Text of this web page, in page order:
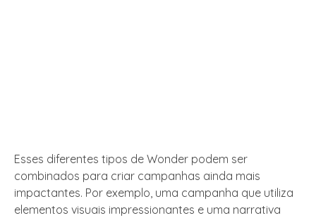
Esses diferentes tipos de Wonder podem ser
combinados para criar campanhas ainda mais
impactantes. Por exemplo, uma campanha que utiliza
elementos visuais impressionantes e uma narrativa